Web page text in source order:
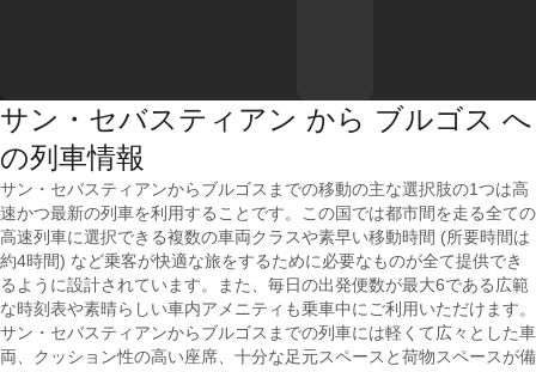
サン・セバスティアン から ブルゴス へ
の列車情報
サン・セバスティアンからブルゴスまでの移動の主な選択肢の1つは高
速かつ最新の列車を利用することです。この国では都市間を走る全ての
高速列車に選択できる複数の車両クラスや素早い移動時間 (所要時間は
約4時間) など乗客が快適な旅をするために必要なものが全て提供でき
るように設計されています。また、毎日の出発便数が最大6である広範
な時刻表や素晴らしい車内アメニティも乗車中にご利用いただけます。
サン・セバスティアンからブルゴスまでの列車には軽くて広々とした車
両、クッション性の高い座席、十分な足元スペースと荷物スペースが備